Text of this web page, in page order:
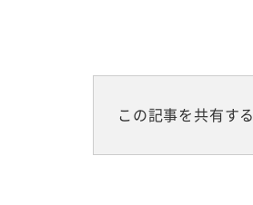
この記事を共有する